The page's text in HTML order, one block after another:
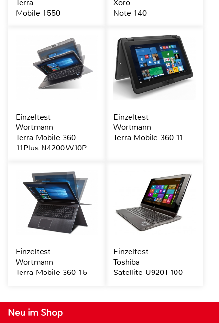
Neu im Shop
Terra
Mobile 1550
Xoro
Note 140
Einzeltest
Wortmann
Terra Mobile 360-
11Plus N4200 W10P
Einzeltest
Wortmann
Terra Mobile 360-11
Einzeltest
Wortmann
Terra Mobile 360-15
Einzeltest
Toshiba
Satellite U920T-100